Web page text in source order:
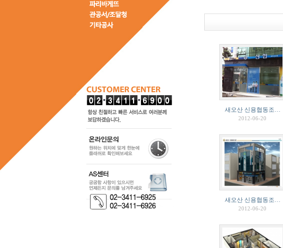
새오산 신용협동조…
2012-06-20
새오산 신용협동조…
2012-06-20